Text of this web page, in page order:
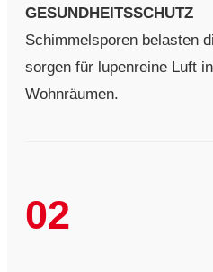
GESUNDHEITSSCHUTZ
Schimmelsporen belasten
sorgen für lupenreine Luft
Wohnräumen.
02